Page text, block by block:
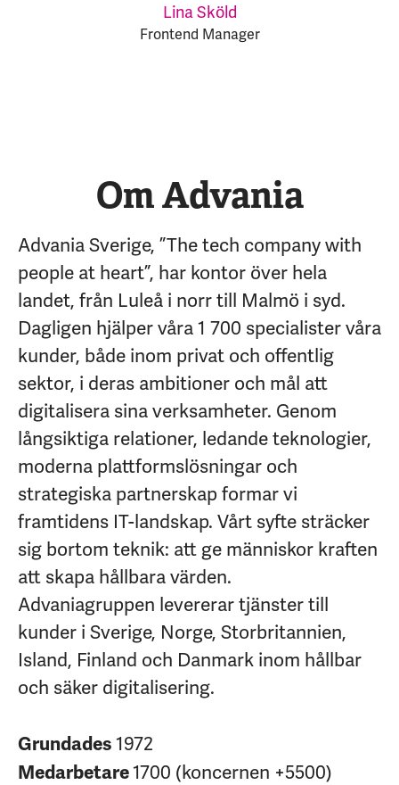
Lina Sköld
Frontend Manager
Om Advania
Advania Sverige, ”The tech company with
people at heart”, har kontor över hela
landet, från Luleå i norr till Malmö i syd.
Dagligen hjälper våra 1 700 specialister våra
kunder, både inom privat och offentlig
sektor, i deras ambitioner och mål att
digitalisera sina verksamheter. Genom
långsiktiga relationer, ledande teknologier,
moderna plattformslösningar och
strategiska partnerskap formar vi
framtidens IT-landskap. Vårt syfte sträcker
sig bortom teknik: att ge människor kraften
att skapa hållbara värden.
Advaniagruppen levererar tjänster till
kunder i Sverige, Norge, Storbritannien,
Island, Finland och Danmark inom hållbar
och säker digitalisering.
Grundades1972
Medarbetare1700 (koncernen +5500)